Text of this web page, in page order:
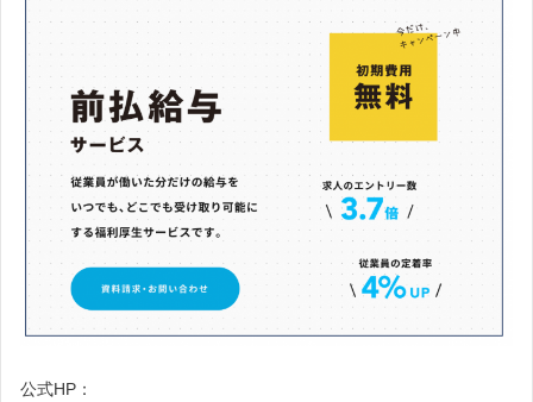
公式HP：